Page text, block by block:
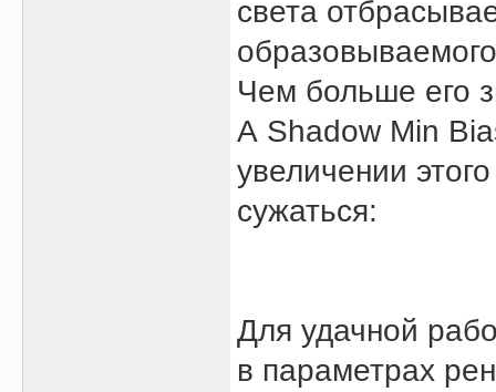
света
Чем больше его
А Shadow Min
увеличении
сужаться:
Для удачной
в параметрах